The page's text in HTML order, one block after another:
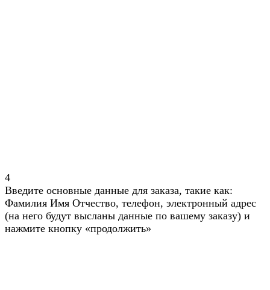
4
Введите основные данные для заказа, такие как:
Фамилия Имя Отчество, телефон, электронный адрес
(на него будут высланы данные по вашему заказу) и
нажмите кнопку «продолжить»